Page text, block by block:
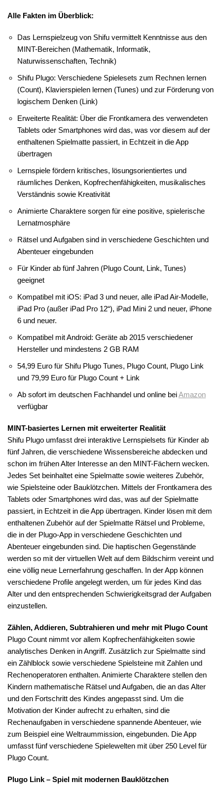
Alle Fakten im Überblick:
Das Lernspielzeug von Shifu vermittelt Kenntnisse aus den
MINT-Bereichen (Mathematik, Informatik,
Naturwissenschaften, Technik)
Shifu Plugo: Verschiedene Spielesets zum Rechnen lernen
(Count), Klavierspielen lernen (Tunes) und zur Förderung von
logischem Denken (Link)
Erweiterte Realität: Über die Frontkamera des verwendeten
Tablets oder Smartphones wird das, was vor diesem auf der
enthaltenen Spielmatte passiert, in Echtzeit in die App
übertragen
Lernspiele fördern kritisches, lösungsorientiertes und
räumliches Denken, Kopfrechenfähigkeiten, musikalisches
Verständnis sowie Kreativität
Animierte Charaktere sorgen für eine positive, spielerische
Lernatmosphäre
Rätsel und Aufgaben sind in verschiedene Geschichten und
Abenteuer eingebunden
Für Kinder ab fünf Jahren (Plugo Count, Link, Tunes)
geeignet
Kompatibel mit iOS: iPad 3 und neuer, alle iPad Air-Modelle,
iPad Pro (außer iPad Pro 12“), iPad Mini 2 und neuer, iPhone
6 und neuer.
Kompatibel mit Android: Geräte ab 2015 verschiedener
Hersteller und mindestens 2 GB RAM
54,99 Euro für Shifu Plugo Tunes, Plugo Count, Plugo Link
und 79,99 Euro für Plugo Count + Link
Ab sofort im deutschen Fachhandel und online beiAmazon
verfügbar
MINT-basiertes Lernen mit erweiterter Realität
Shifu Plugo umfasst drei interaktive Lernspielsets für Kinder ab
fünf Jahren, die verschiedene Wissensbereiche abdecken und
schon im frühen Alter Interesse an den MINT-Fächern wecken.
Jedes Set beinhaltet eine Spielmatte sowie weiteres Zubehör,
wie Spielsteine oder Bauklötzchen. Mittels der Frontkamera des
Tablets oder Smartphones wird das, was auf der Spielmatte
passiert, in Echtzeit in die App übertragen. Kinder lösen mit dem
enthaltenen Zubehör auf der Spielmatte Rätsel und Probleme,
die in der Plugo-App in verschiedene Geschichten und
Abenteuer eingebunden sind. Die haptischen Gegenstände
werden so mit der virtuellen Welt auf dem Bildschirm vereint und
eine völlig neue Lernerfahrung geschaffen. In der App können
verschiedene Profile angelegt werden, um für jedes Kind das
Alter und den entsprechenden Schwierigkeitsgrad der Aufgaben
einzustellen.
Zählen, Addieren, Subtrahieren und mehr mit Plugo Count
Plugo Count nimmt vor allem Kopfrechenfähigkeiten sowie
analytisches Denken in Angriff. Zusätzlich zur Spielmatte sind
ein Zählblock sowie verschiedene Spielsteine mit Zahlen und
Rechenoperatoren enthalten. Animierte Charaktere stellen den
Kindern mathematische Rätsel und Aufgaben, die an das Alter
und den Fortschritt des Kindes angepasst sind. Um die
Motivation der Kinder aufrecht zu erhalten, sind die
Rechenaufgaben in verschiedene spannende Abenteuer, wie
zum Beispiel eine Weltraummission, eingebunden. Die App
umfasst fünf verschiedene Spielewelten mit über 250 Level für
Plugo Count.
Plugo Link – Spiel mit modernen Bauklötzchen